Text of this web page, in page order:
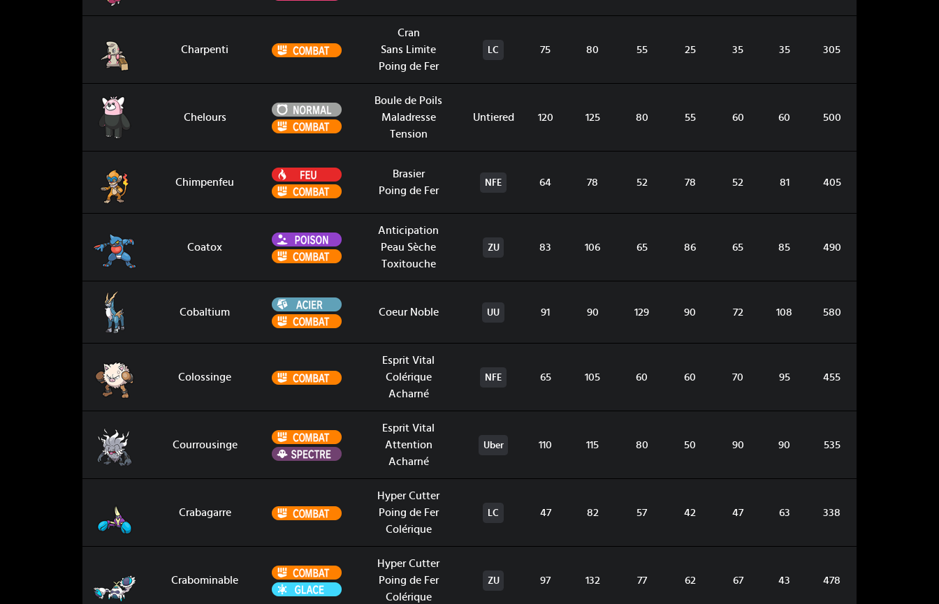
Charpenti
Combat
Cran
Sans Limite
Poing de Fer
LC 75 80 55 25 35 35 305
Chelours
Normal
Combat
Boule de Poils
Maladresse
Tension
Untiered 120 125 80 55 60 60 500
Chimpenfeu
Feu
Combat
Brasier
Poing de Fer
NFE 64 78 52 78 52 81 405
Coatox
Poison
Combat
Anticipation
Peau Sèche
Toxitouche
ZU 83 106 65 86 65 85 490
Cobaltium
Acier
Combat
Coeur Noble UU 91 90 129 90 72 108 580
Colossinge
Combat
Esprit Vital
Colérique
Acharné
NFE 65 105 60 60 70 95 455
Courrousinge
Combat
Spectre
Esprit Vital
Attention
Acharné
Uber 110 115 80 50 90 90 535
Crabagarre
Combat
Hyper Cutter
Poing de Fer
Colérique
LC 47 82 57 42 47 63 338
Crabominable
Combat
Glace
Hyper Cutter
Poing de Fer
Colérique
ZU 97 132 77 62 67 43 478